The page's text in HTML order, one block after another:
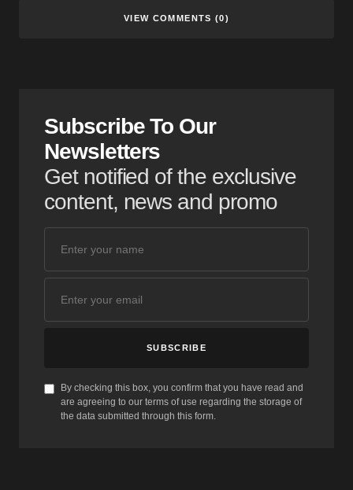
VIEW COMMENTS (0)
Subscribe To Our
Newsletters
Get notified of the exclusive
content, news and promo
SUBSCRIBE
By checking this box, you confirm that you have read and
are agreeing to our terms of use regarding the storage of
the data submitted through this form.